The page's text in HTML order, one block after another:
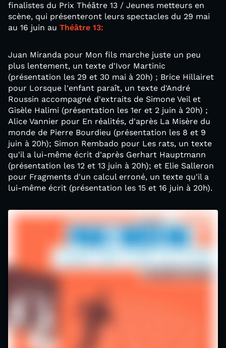
finalistes du Prix Théâtre 13 / Jeunes metteurs en
scène, qui présenteront leurs spectacles du 29 mai
au 16 juin au Théâtre 13:
Juan Miranda pour Mon fils marche juste un peu
plus lentement, un texte d'Ivor Martinic
(présentation les 29 et 30 mai à 20h) ; Brice Hillairet
pour Lorsque l'enfant paraît, un texte d'André
Roussin accompagné d'extraits de Simone Veil et
Gisèle Halimi (présentation les 1er et 2 juin à 20h) ;
Alice Vannier pour En réalités, d'après La Misère du
monde de Pierre Bourdieu (présentation les 8 et 9
juin à 20h); Simon Rembado pour Les rats, un texte
qu'il a lui-même écrit d'après Gerhart Hauptmann
(présentation les 12 et 13 juin à 20h); et Elie Salleron
pour Fragments d'un calcul erroné, un texte qu'il a
lui-même écrit (présentation les 15 et 16 juin à 20h).